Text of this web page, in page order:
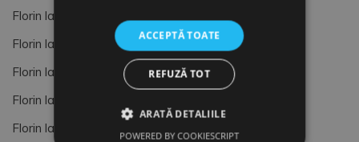
Florin la
Florin la
Managementul Vietii si al Resurselor Umane
Florin la
Florin la
Florin la
ACCEPTĂ TOATE
REFUZĂ TOT
ARATĂ DETALIILE
POWERED BY COOKIESCRIPT